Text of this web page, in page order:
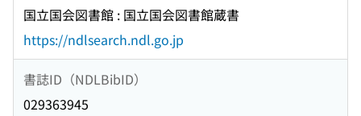
国立国会図書館 : 国立国会図書館蔵書
https://ndlsearch.ndl.go.jp
書誌ID（NDLBibID）
029363945